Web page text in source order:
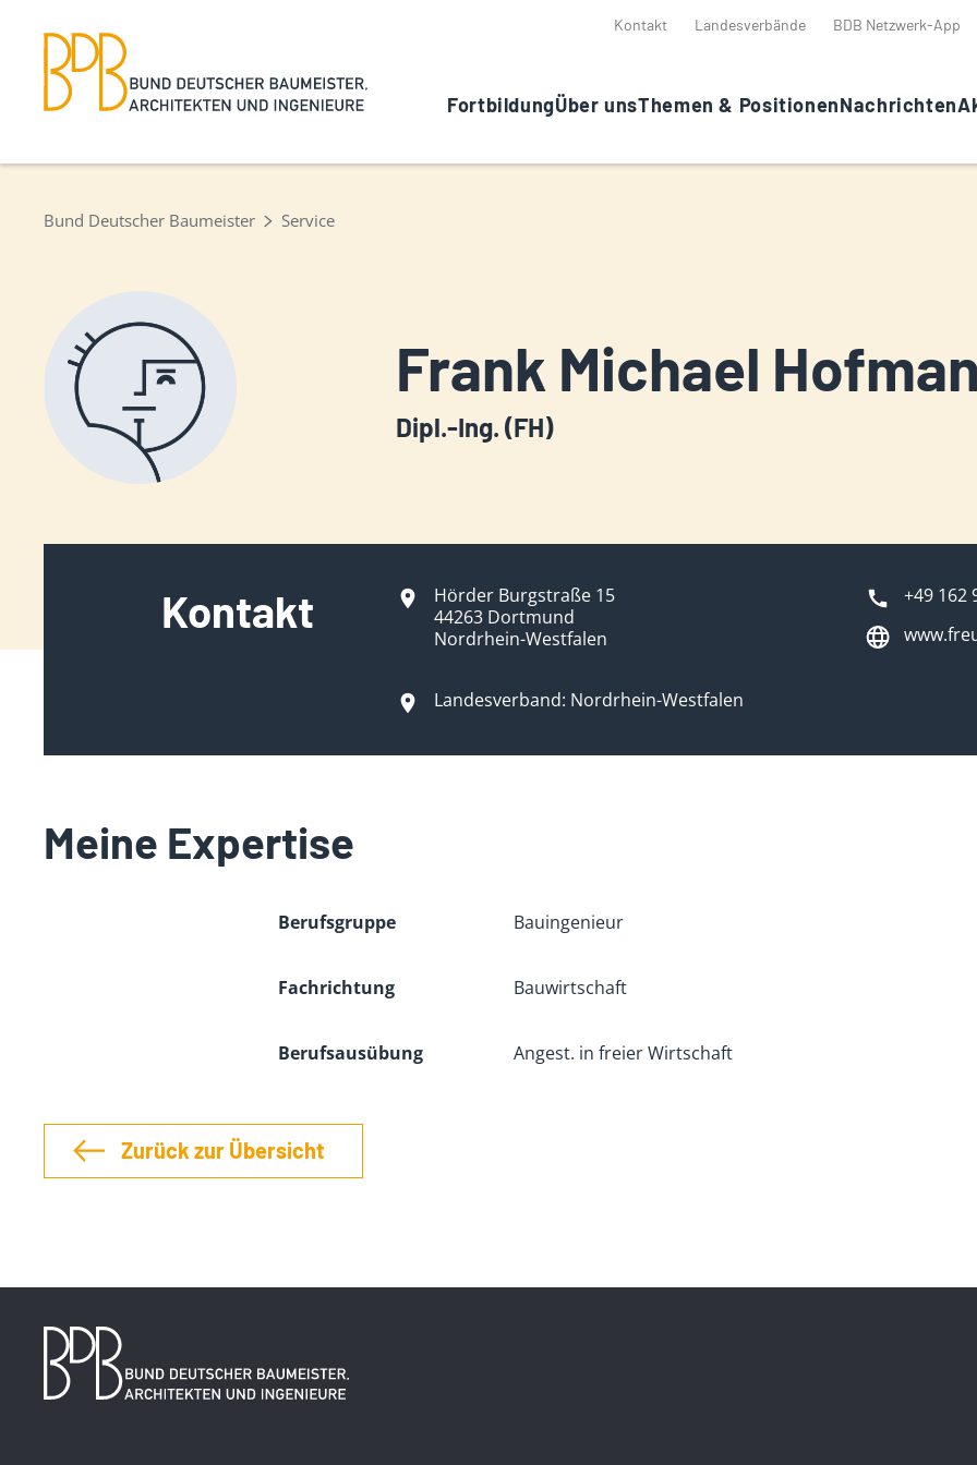
Kontakt Landesverbände BDB Netzwerk-App
FortbildungÜber unsThemen & PositionenNachrichten
Bund Deutscher Baumeister Service
Frank Michael
Dipl.-Ing. (FH)
Kontakt
Hörder Burgstraße 15
44263 Dortmund
Nordrhein-Westfalen
+49 162
Landesverband: Nordrhein-Westfalen
Meine Expertise
Berufsgruppe Bauingenieur
Fachrichtung Bauwirtschaft
Berufsausübung Angest. in freier Wirtschaft
Zurück zur Übersicht